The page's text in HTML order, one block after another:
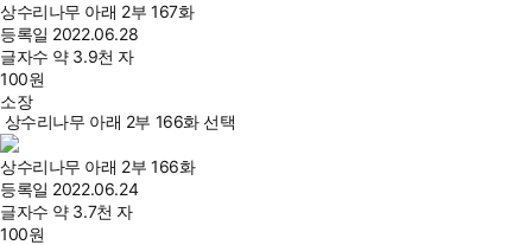
상수리나무 아래 2부 167화
등록일 2022.06.28
글자수 약 3.9천 자
100원
소장
상수리나무 아래 2부 166화 선택
상수리나무 아래 2부 166화
등록일 2022.06.24
글자수 약 3.7천 자
100원